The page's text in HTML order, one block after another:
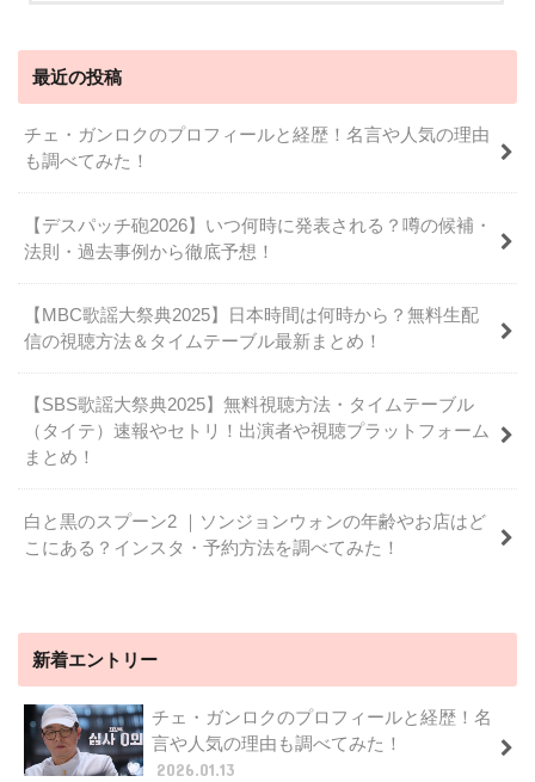
最近の投稿
チェ・ガンロクのプロフィールと経歴！名言や人気の理由
も調べてみた！
【デスパッチ砲2026】いつ何時に発表される？噂の候補・
法則・過去事例から徹底予想！
【MBC歌謡大祭典2025】日本時間は何時から？無料生配
信の視聴方法＆タイムテーブル最新まとめ！
【SBS歌謡大祭典2025】無料視聴方法・タイムテーブル
（タイテ）速報やセトリ！出演者や視聴プラットフォーム
まとめ！
白と黒のスプーン2 ｜ソンジョンウォンの年齢やお店はど
こにある？インスタ・予約方法を調べてみた！
新着エントリー
チェ・ガンロクのプロフィールと経歴！名
言や人気の理由も調べてみた！
2026.01.13